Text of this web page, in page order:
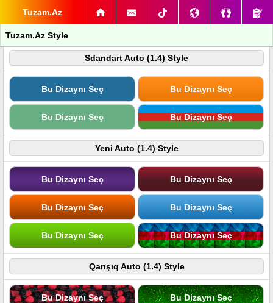
Tuzam.Az
Tuzam.Az Style
Sdandart Auto (1.4) Style
Bu Dizaynı Seç Bu Dizaynı Seç
Bu Dizaynı Seç Bu Dizaynı Seç
Yeni Auto (1.4) Style
Bu Dizaynı Seç Bu Dizaynı Seç
Bu Dizaynı Seç Bu Dizaynı Seç
Bu Dizaynı Seç Bu Dizaynı Seç
Qarışıq Auto (1.4) Style
Bu Dizaynı Seç Bu Dizaynı Seç